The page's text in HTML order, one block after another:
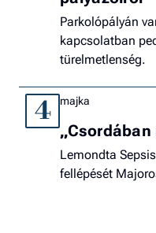
Parkolópályán
kapcsolatban
türelmetlenség.
4 majka
Lemondta
fellépését